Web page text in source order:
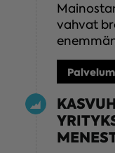
vahvat